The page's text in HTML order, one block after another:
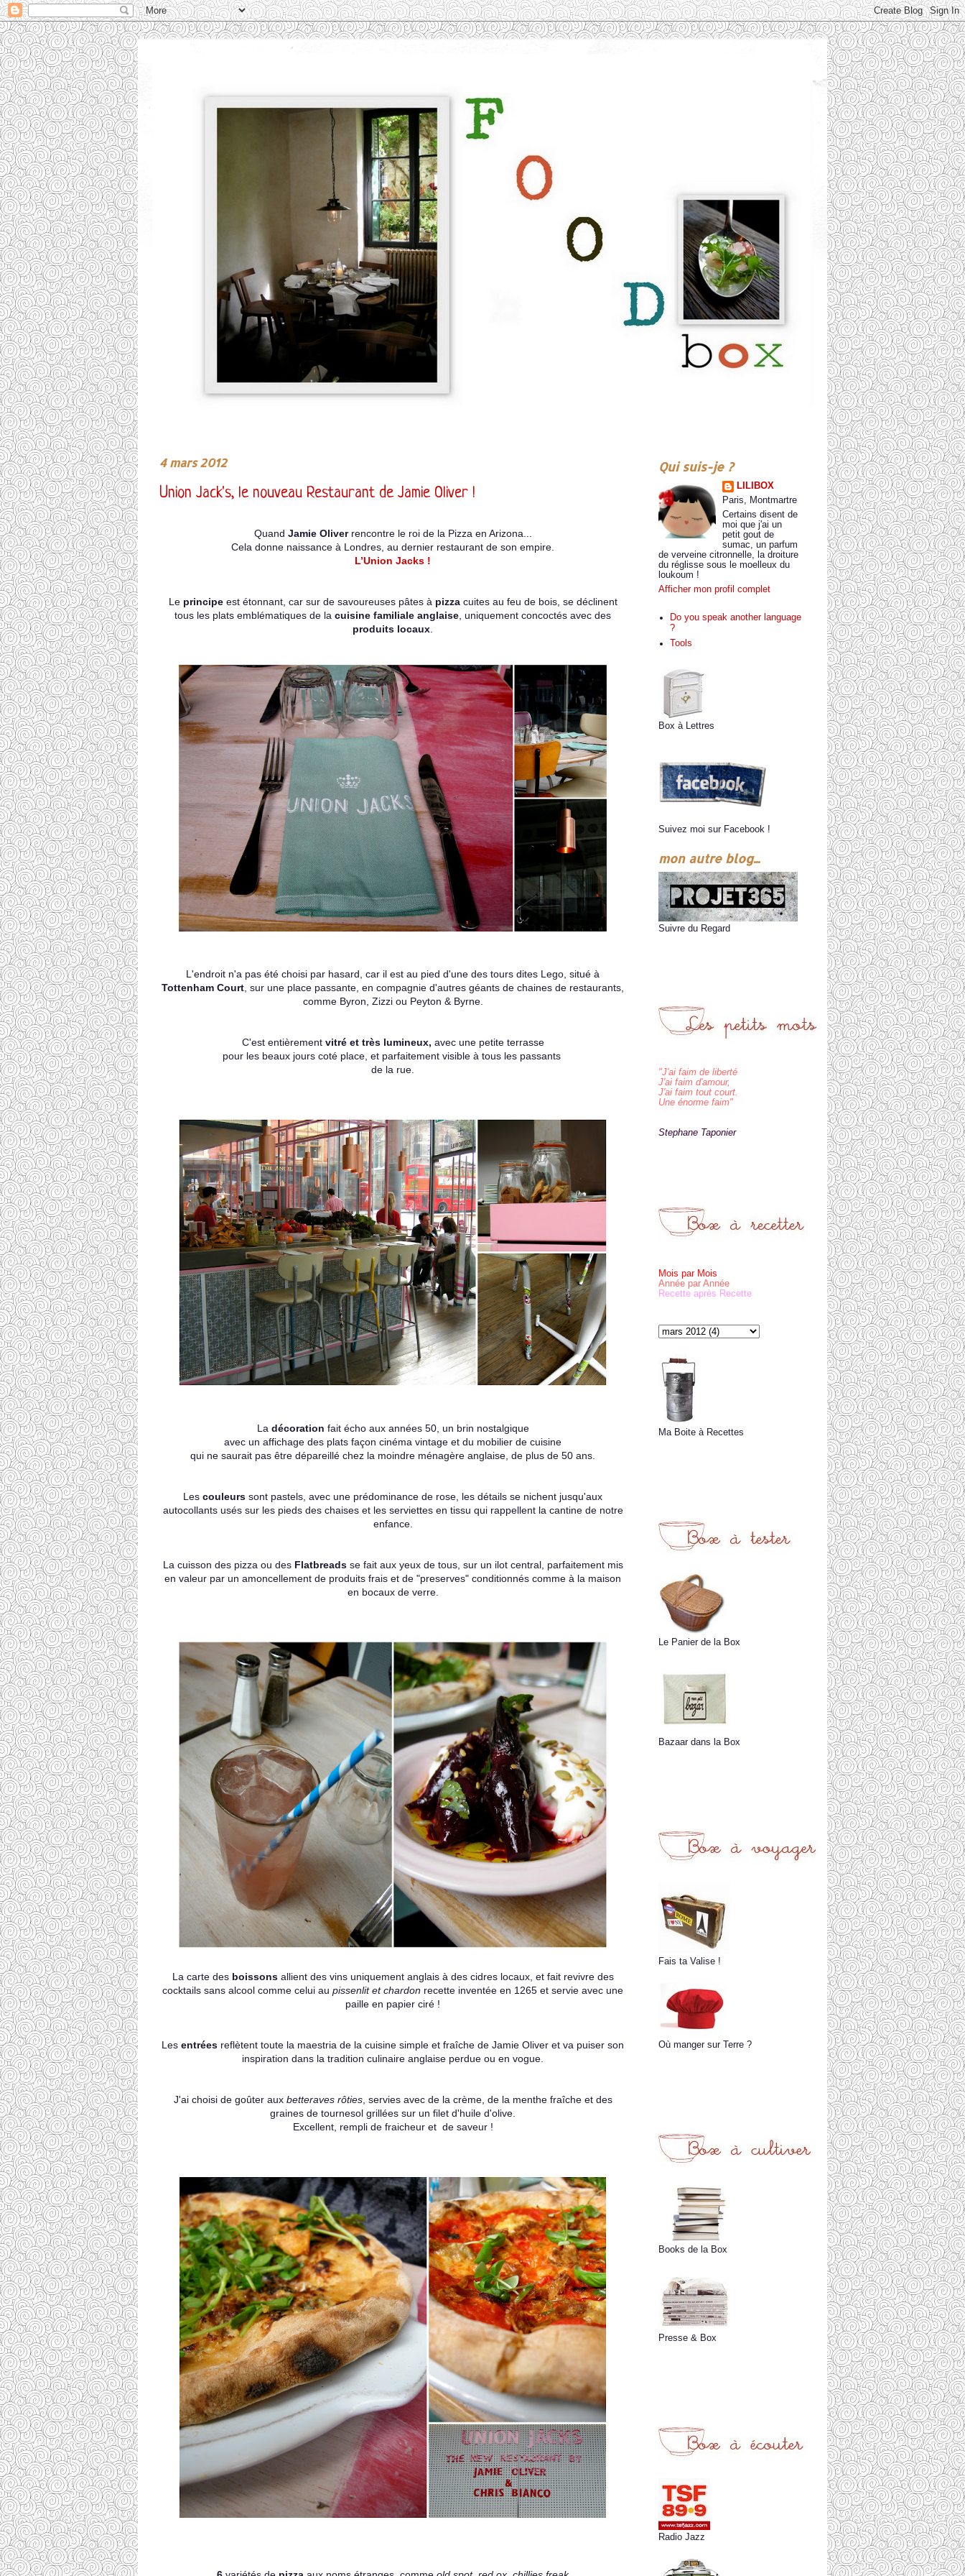
4 mars 2012
Union Jack's, le nouveau Restaurant de Jamie Oliver !
Quand Jamie Oliver rencontre le roi de la Pizza en Arizona...
Cela donne naissance à Londres, au dernier restaurant de son empire.
L’Union Jacks !
Le principeest étonnant, car sur de savoureuses pâtes à pizzacuites au feu de bois, se déclinent
tous les plats emblématiques de la cuisine familiale anglaise uniquement concoctés avec des
produits locaux
L'endroit n'a pas été choisi par hasard, car il est au pied d'une des tours dites Lego, situé à
Tottenham Court , sur une place passante, en compagnie d'autres géants de chaines de restaurants,
comme Byron, Zizzi ou Peyton & Byrne.
C'est entièrementvitré et très lumineux, avec une petite terrasse
pour les beaux jours coté place, et parfaitement visible à tous les passants
de la rue.
La décoration fait écho aux années 50, un brin nostalgique
avec un affichage des plats façon cinéma vintage et du mobilier de cuisine
qui ne saurait pas être dépareillé chez la moindre ménagère anglaise, de plus de 50 ans.
Les couleurs sont pastels, avec une prédominance de rose, les détails se nichent jusqu'aux
autocollants usés sur les pieds des chaises et les serviettes en tissu qui rappellent la cantine de notre
enfance.
La cuisson des pizza ou des Flatbreadsse fait aux yeux de tous, sur un ilot central, parfaitement mis
en valeur par un amoncellement de produits frais et de "preserves" conditionnés comme à la maison
en bocaux de verre.
La carte des boissons allient des vins uniquement anglais à des cidres locaux, et fait revivre des
cocktails sans alcool comme celui au pissenlit et chardon recette inventée en 1265 et servie avec une
paille en papier ciré !
Les entrées reflètent toute la maestria de la cuisine simple et fraîche de Jamie Oliver et va puiser son
inspiration dans la tradition culinaire anglaise perdue ou en vogue.
J'ai choisi de goûter aux betteraves rôties, servies avec de la crème, de la menthe fraîche et des
graines de tournesol grillées sur un filet d'huile d'olive.
Excellent, rempli de fraicheur et de saveur !
Qui suis-je ?
LILIBOX
Paris, Montmartre
Certains disent de
moi que j'ai un
petit gout de
sumac, un parfum
de verveine citronnelle, la droiture
du réglisse sous le moelleux du
loukoum !
Afficher mon profil complet
Do you speak another language
?
Tools
Box à Lettres
Suivez moi sur Facebook !
mon autre blog...
Suivre du Regard
"J'ai faim de liberté
J'ai faim d'amour,
J'ai faim tout court.
Une énorme faim"
Stephane Taponier
Mois par Mois
Année par Année
Recette après Recette
Ma Boite à Recettes
Le Panier de la Box
Bazaar dans la Box
Fais ta Valise !
Où manger sur Terre ?
Books de la Box
Presse & Box
Radio Jazz